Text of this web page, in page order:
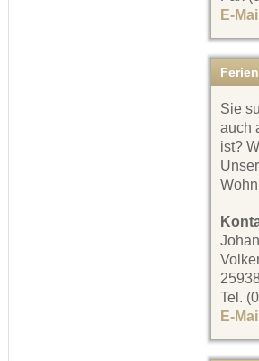
E-Mail
Sie
auch
ist?
Tel.
E-Mail